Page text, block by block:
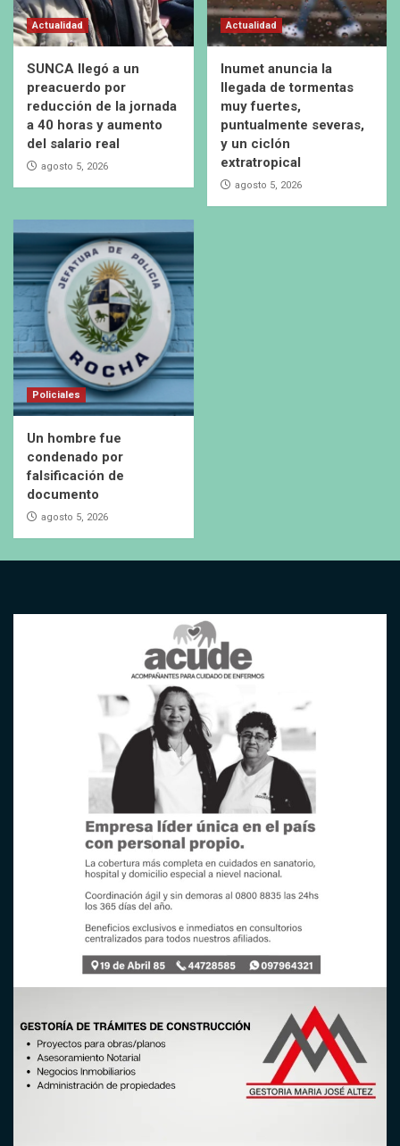
Actualidad
SUNCA llegó a un
preacuerdo por
reducción de la jornada
a 40 horas y aumento
del salario real
agosto 5, 2026
Actualidad
Inumet anuncia la
llegada de tormentas
muy fuertes,
puntualmente severas,
y un ciclón
extratropical
agosto 5, 2026
Policiales
Un hombre fue
condenado por
falsificación de
documento
agosto 5, 2026